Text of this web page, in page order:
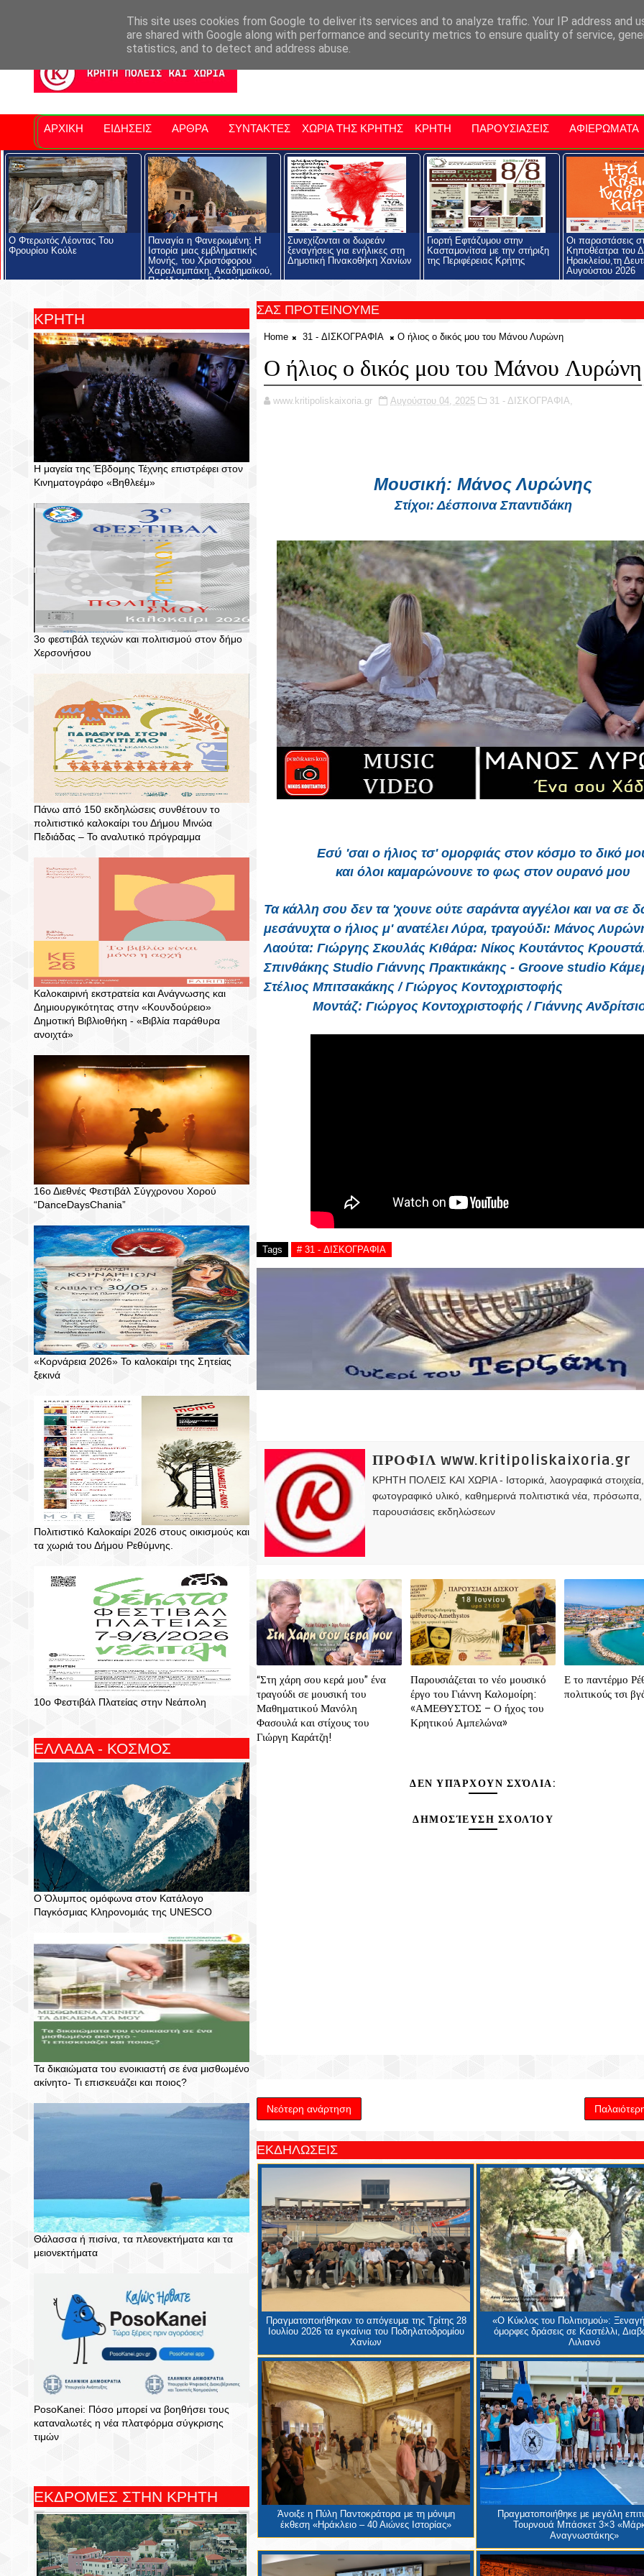
Νομός Λασιθίου Αγαπάμε Ρέθυμνο Επαρχία Μαλεβιζίου Εκδηλώσεις Στην Κρήτη Kriti Traveller
ΑΡΧΙΚΗ ΕΙΔΗΣΕΙΣ ΑΡΘΡΑ ΣΥΝΤΑΚΤΕΣ ΧΩΡΙΑ ΤΗΣ ΚΡΗΤΗΣ ΚΡΗΤΗ ΠΑΡΟΥΣΙΑΣΕΙΣ ΑΦΙΕΡΩΜΑΤΑ
Ο Φτερωτός Λέοντας Του
Φρουρίου Κούλε
Παναγία η Φανερωμένη: Η
Ιστορία μιας εμβληματικής
Μονής, του Χριστόφορου
Χαραλαμπάκη, Ακαδημαϊκού,
Προέδρου της Ριζαρείου
Συνεχίζονται οι δωρεάν
ξεναγήσεις για ενήλικες στη
Δημοτική Πινακοθήκη Χανίων
Γιορτή Εφτάζυμου στην
Κασταμονίτσα με την στήριξη
της Περιφέρειας Κρήτης
Οι παραστάσεις
Κηποθέατρα του
Ηρακλείου,τη
Αυγούστου 2026
ΚΡΗΤΗ
Η μαγεία της Έβδομης Τέχνης επιστρέφει στον
Κινηματογράφο «Βηθλεέμ»
3ο φεστιβάλ τεχνών και πολιτισμού στον δήμο
Χερσονήσου
Πάνω από 150 εκδηλώσεις συνθέτουν το
πολιτιστικό καλοκαίρι του Δήμου Μινώα
Πεδιάδας – To αναλυτικό πρόγραμμα
Καλοκαιρινή εκστρατεία και Ανάγνωσης και
Δημιουργικότητας στην «Κουνδούρειο»
Δημοτική Βιβλιοθήκη - «Βιβλία παράθυρα
ανοιχτά»
16ο Διεθνές Φεστιβάλ Σύγχρονου Χορού
“DanceDaysChania”
«Κορνάρεια 2026» Το καλοκαίρι της Σητείας
ξεκινά
Πολιτιστικό Καλοκαίρι 2026 στους οικισμούς και
τα χωριά του Δήμου Ρεθύμνης.
10ο Φεστιβάλ Πλατείας στην Νεάπολη
ΕΛΛΑΔΑ - ΚΟΣΜΟΣ
Ο Όλυμπος ομόφωνα στον Κατάλογο
Παγκόσμιας Κληρονομιάς της UNESCO
Τα δικαιώματα του ενοικιαστή σε ένα μισθωμένο
ακίνητο- Τι επισκευάζει και ποιος?
Θάλασσα ή πισίνα, τα πλεονεκτήματα και τα
μειονεκτήματα
PosoKanei: Πόσο μπορεί να βοηθήσει τους
καταναλωτές η νέα πλατφόρμα σύγκρισης
τιμών
ΕΚΔΡΟΜΕΣ ΣΤΗΝ ΚΡΗΤΗ
ΣΑΣ ΠΡΟΤΕΙΝΟΥΜΕ
Home 31 - ΔΙΣΚΟΓΡΑΦΙΑ Ο ήλιος ο δικός μου του Μάνου Λυρώνη
Ο ήλιος ο δικός μου του Μάνου Λυρώνη
www.kritipoliskaixoria.gr Αυγούστου 04, 2025 31 - ΔΙΣΚΟΓΡΑΦΙΑ,
Μουσική: Μάνος Λυρώνης
Στίχοι: Δέσποινα Σπαντιδάκη
Εσύ 'σαι ο ήλιος τσ' ομορφιάς στον κόσμο το δικό
και όλοι καμαρώνουνε το φως στον ουρανό μου
Τα κάλλη σου δεν τα 'χουνε ούτε σαράντα αγγέλοι και να σε
μεσάνυχτα ο ήλιος μ' ανατέλει Λύρα, τραγούδι: Μάνος
Λαούτα: Γιώργης Σκουλάς Κιθάρα: Νίκος Κουτάντος
Σπινθάκης Studio Γιάννης Πρακτικάκης - Groove studio
Στέλιος Μπιτσακάκης / Γιώργος Κοντοχριστοφής
Μοντάζ: Γιώργος Κοντοχριστοφής / Γιάννης
Tags # 31 - ΔΙΣΚΟΓΡΑΦΙΑ
ΠΡΟΦΙΛ www.kritipoliskaixoria.gr
ΚΡΗΤΗ ΠΟΛΕΙΣ ΚΑΙ ΧΩΡΙΑ - Ιστορικά, λαογραφικά
φωτογραφικό υλικό, καθημερινά πολιτιστικά νέα, πρόσωπα,
παρουσιάσεις εκδηλώσεων
“Στη χάρη σου κερά μου” ένα
τραγούδι σε μουσική του
Μαθηματικού Μανόλη
Φασουλά και στίχους του
Γιώργη Καράτζη!
Παρουσιάζεται το νέο μουσικό
έργο του Γιάννη Καλομοίρη:
«ΑΜΕΘΥΣΤΟΣ – Ο ήχος του
Κρητικού Αμπελώνα»
Ε το παντέρμο
πολιτικούς τσι
ΔΕΝ ΥΠΆΡΧΟΥΝ ΣΧΌΛΙΑ:
ΔΗΜΟΣΊΕΥΣΗ ΣΧΟΛΊΟΥ
Νεότερη ανάρτηση
ΕΚΔΗΛΩΣΕΙΣ
Πραγματοποιήθηκαν το απόγευμα της Τρίτης 28
Ιουλίου 2026 τα εγκαίνια του Ποδηλατοδρομίου
Χανίων
«Ο Κύκλος του Πολιτισμού»:
όμορφες δράσεις σε Καστέλλι,
Λιλιανό
Άνοιξε η Πύλη Παντοκράτορα με τη μόνιμη
έκθεση «Ηράκλειο – 40 Αιώνες Ιστορίας»
Πραγματοποιήθηκε με μεγάλη
Τουρνουά Μπάσκετ 3×3
Αναγνωστάκης»
This site uses cookies from Google to deliver its services and to analyze traffic. Your IP address and
are shared with Google along with performance and security metrics to ensure quality of service,
statistics, and to detect and address abuse.